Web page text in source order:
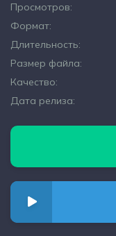
Просмотров:
Формат:
Длительность:
Размер файла:
Качество:
Дата релиза: